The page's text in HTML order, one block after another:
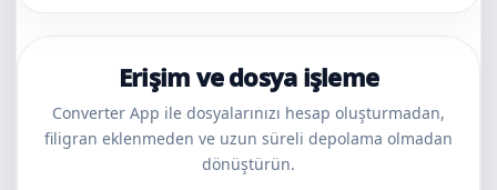
Erişim ve dosya işleme
Converter App ile dosyalarınızı hesap oluşturmadan,
filigran eklenmeden ve uzun süreli depolama olmadan
dönüştürün.